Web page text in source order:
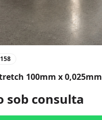
100mm x 0,025mm
sob consulta